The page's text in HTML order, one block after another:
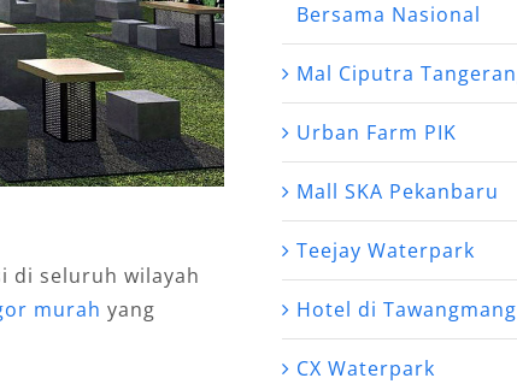
di seluruh wilayah
murah yang
Bersama Nasional
Mal Ciputra
Urban Farm PIK
Mall SKA Pekanbaru
Teejay Waterpark
Hotel di
CX Waterpark